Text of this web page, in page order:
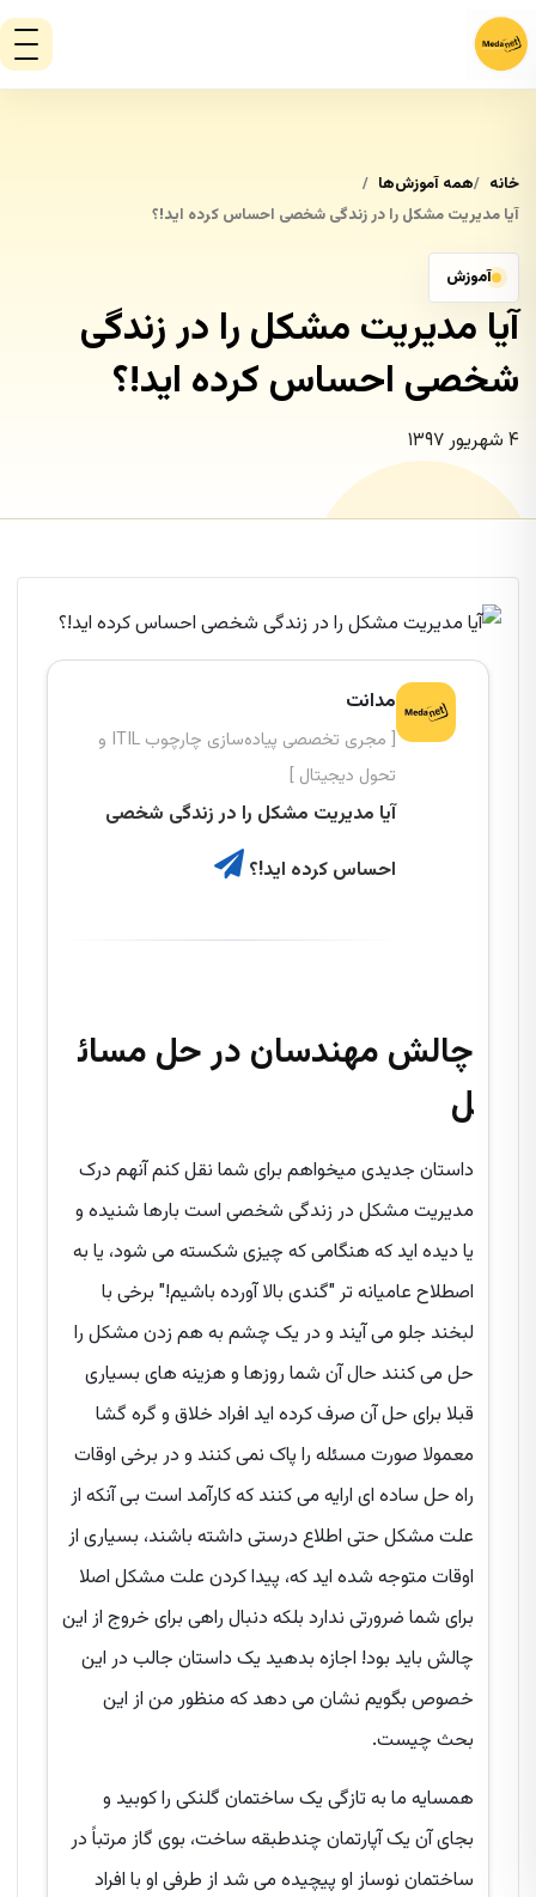
خانه
همه آموزش‌ها
آیا مدیریت مشکل را در زندگی شخصی احساس کرده اید!؟
آموزش
آیا مدیریت مشکل را در زندگی
شخصی احساس کرده اید!؟
۴ شهریور ۱۳۹۷
مدانت
[ مجری تخصصی پیاده‌سازی چارچوب ITIL و
تحول دیجیتال ]
آیا مدیریت مشکل را در زندگی شخصی
احساس کرده اید!؟
چالش مهندسان در حل مسائ
ل
داستان جدیدی میخواهم برای شما نقل کنم آنهم درک
مدیریت مشکل در زندگی شخصی است بارها شنیده و
یا دیده اید که هنگامی که چیزی شکسته می شود، یا به
اصطلاح عامیانه تر "گندی بالا آورده باشیم!" برخی با
لبخند جلو می آیند و در یک چشم به هم زدن مشکل را
حل می کنند حال آن شما روزها و هزینه های بسیاری
قبلا برای حل آن صرف کرده اید افراد خلاق و گره گشا
معمولا صورت مسئله را پاک نمی کنند و در برخی اوقات
راه حل ساده ای ارایه می کنند که کارآمد است بی آنکه از
علت مشکل حتی اطلاع درستی داشته باشند، بسیاری از
اوقات متوجه شده اید که، پیدا کردن علت مشکل اصلا
برای شما ضرورتی ندارد بلکه دنبال راهی برای خروج از این
چالش باید بود! اجازه بدهید یک داستان جالب در این
خصوص بگویم نشان می دهد که منظور من از این
بحث چیست.
همسایه ما به تازگی یک ساختمان گلنکی را کوبید و
بجای آن یک آپارتمان چندطبقه ساخت، بوی گاز مرتباً در
ساختمان نوساز او پیچیده می شد از طرفی او با افراد